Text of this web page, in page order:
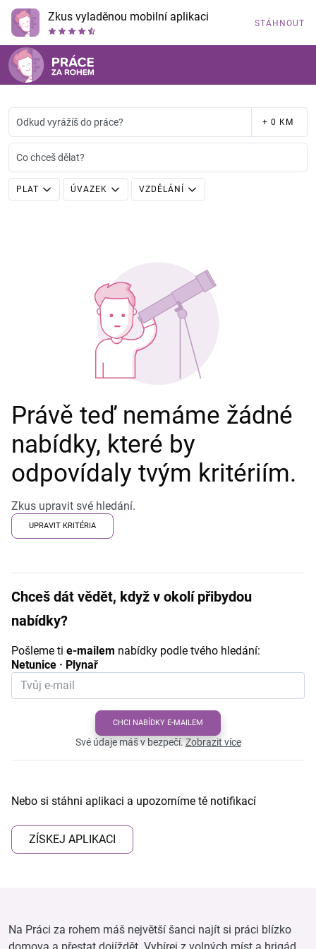
Zkus vyladěnou mobilní aplikaci STÁHNOUT
Odkud vyrážíš do práce? + 0 KM
Co chceš dělat?
PLAT ÚVAZEK VZDĚLÁNÍ
Právě teď nemáme žádné
nabídky, které by
odpovídaly tvým kritériím.
Zkus upravit své hledání.
UPRAVIT KRITÉRIA
Chceš dát vědět, když v okolí přibydou
nabídky?
Pošleme ti e-mailem nabídky podle tvého hledání:
Netunice · Plynař
CHCI NABÍDKY E-MAILEM
Své údaje máš v bezpečí.Zobrazit více
Nebo si stáhni aplikaci a upozorníme tě notifikací
ZÍSKEJ APLIKACI
Na Práci za rohem máš největší šanci najít si práci blízko
domova a přestat dojíždět. Vybírej z volných míst a brigád